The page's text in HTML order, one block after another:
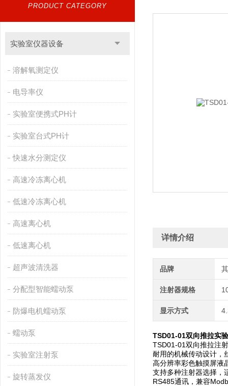
PRODUCT CATEGORY
实验室仪器设备
溶解氧测定仪
电导率仪
实验室便携式PH计
实验室台式PH计
快速水分测定仪
高速冷冻离心机
低速冷冻离心机
高速离心机
低速离心机
超声波清洗器
分配型智能蠕动泵
防爆电机蠕动泵
蠕动泵
实验室注射泵
旋转蒸发仪
详情介绍
品牌
注射器规格
显示方式
TSD01-01双向推拉实
TSD01-01双向推拉注
耐用的机械传动设计，
高分辨率彩色触摸屏液
支持多种注射器选择，
RS485通讯，兼容